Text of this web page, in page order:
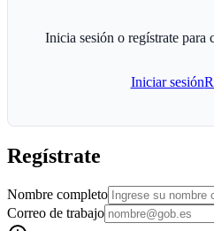
Inicia sesión o regístrate para
Iniciar sesión
Regístrate
Nombre completo
Correo de trabajo